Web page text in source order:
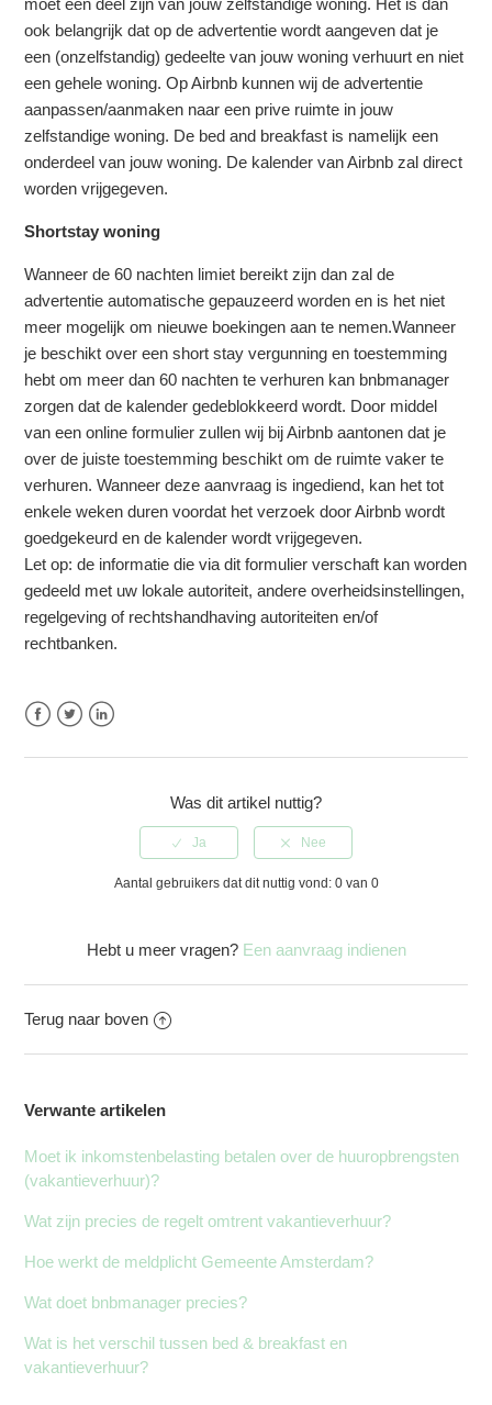
moet een deel zijn van jouw zelfstandige woning. Het is dan
ook belangrijk dat op de advertentie wordt aangeven dat je
een (onzelfstandig) gedeelte van jouw woning verhuurt en niet
een gehele woning. Op Airbnb kunnen wij de advertentie
aanpassen/aanmaken naar een prive ruimte in jouw
zelfstandige woning. De bed and breakfast is namelijk een
onderdeel van jouw woning. De kalender van Airbnb zal direct
worden vrijgegeven.
Shortstay woning
Wanneer de 60 nachten limiet bereikt zijn dan zal de
advertentie automatische gepauzeerd worden en is het niet
meer mogelijk om nieuwe boekingen aan te nemen.Wanneer
je beschikt over een short stay vergunning en toestemming
hebt om meer dan 60 nachten te verhuren kan bnbmanager
zorgen dat de kalender gedeblokkeerd wordt. Door middel
van een online formulier zullen wij bij Airbnb aantonen dat je
over de juiste toestemming beschikt om de ruimte vaker te
verhuren. Wanneer deze aanvraag is ingediend, kan het tot
enkele weken duren voordat het verzoek door Airbnb wordt
goedgekeurd en de kalender wordt vrijgegeven.
Let op: de informatie die via dit formulier verschaft kan worden
gedeeld met uw lokale autoriteit, andere overheidsinstellingen,
regelgeving of rechtshandhaving autoriteiten en/of
rechtbanken.
Was dit artikel nuttig?
Aantal gebruikers dat dit nuttig vond: 0 van 0
Hebt u meer vragen? Een aanvraag indienen
Terug naar boven
Verwante artikelen
Moet ik inkomstenbelasting betalen over de huuropbrengsten
(vakantieverhuur)?
Wat zijn precies de regelt omtrent vakantieverhuur?
Hoe werkt de meldplicht Gemeente Amsterdam?
Wat doet bnbmanager precies?
Wat is het verschil tussen bed & breakfast en
vakantieverhuur?